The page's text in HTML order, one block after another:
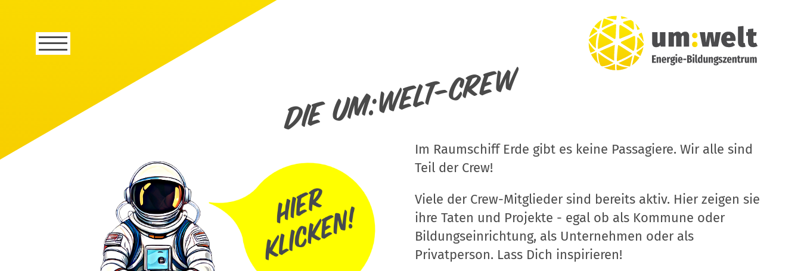
Die um:welt-Crew
Im Raumschiff Erde gibt es keine Passagiere. Wir alle sind
Teil der Crew!
Viele der Crew-Mitglieder sind bereits aktiv. Hier zeigen sie
ihre Taten und Projekte - egal ob als Kommune oder
Bildungseinrichtung, als Unternehmen oder als
Privatperson. Lass Dich inspirieren!